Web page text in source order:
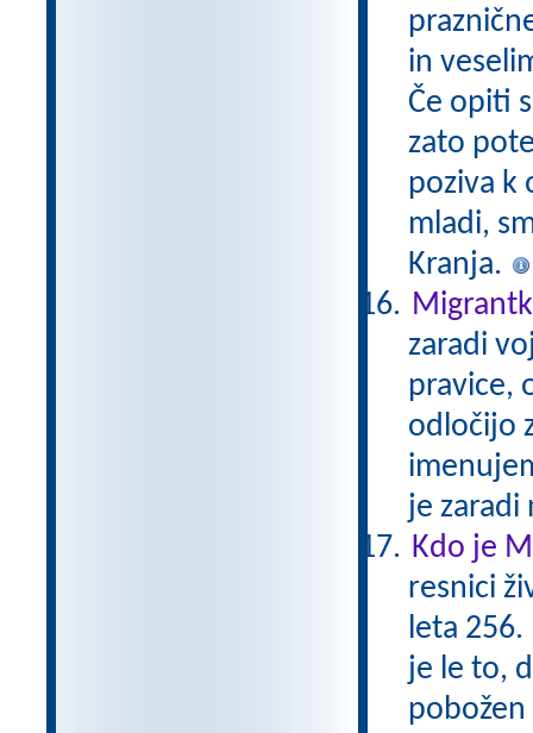
in
Če opiti
zato
poziva k
mladi,
Kranja.
zaradi
pravice,
odločijo
je
Kdo je
resnici
leta
je le to,